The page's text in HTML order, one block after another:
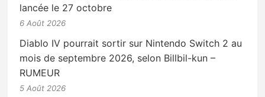
lancée le 27 octobre
6 Août 2026
Diablo IV pourrait sortir sur Nintendo Switch 2 au
mois de septembre 2026, selon Billbil-kun –
RUMEUR
5 Août 2026